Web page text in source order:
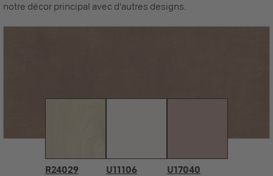
notre décor principal avec d'autres designs.
R24029 U11106 U17040